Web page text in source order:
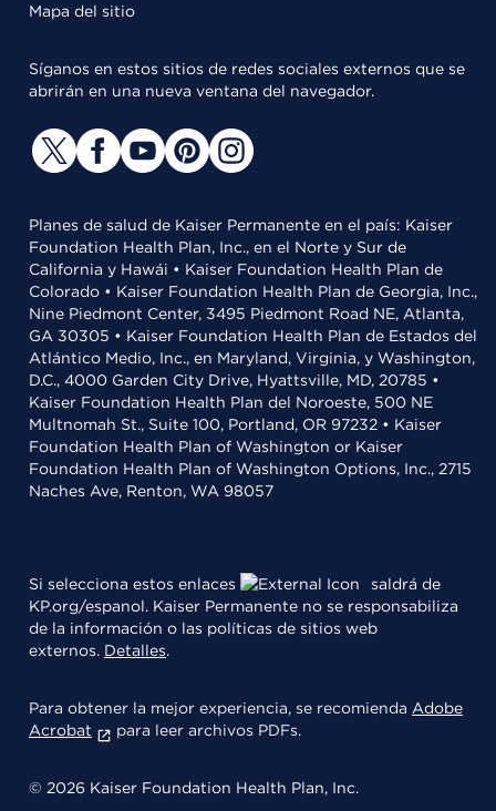
Mapa del sitio
Síganos en estos sitios de redes sociales externos que se
abrirán en una nueva ventana del navegador.
Planes de salud de Kaiser Permanente en el país: Kaiser
Foundation Health Plan, Inc., en el Norte y Sur de
California y Hawái • Kaiser Foundation Health Plan de
Colorado • Kaiser Foundation Health Plan de Georgia, Inc.,
Nine Piedmont Center, 3495 Piedmont Road NE, Atlanta,
GA 30305 • Kaiser Foundation Health Plan de Estados del
Atlántico Medio, Inc., en Maryland, Virginia, y Washington,
D.C., 4000 Garden City Drive, Hyattsville, MD, 20785 •
Kaiser Foundation Health Plan del Noroeste, 500 NE
Multnomah St., Suite 100, Portland, OR 97232 • Kaiser
Foundation Health Plan of Washington or Kaiser
Foundation Health Plan of Washington Options, Inc., 2715
Naches Ave, Renton, WA 98057
Si selecciona estos enlaces
saldrá de
KP.org/espanol. Kaiser Permanente no se responsabiliza
de la información o las políticas de sitios web
externos. Detalles.
Para obtener la mejor experiencia, se recomienda Adobe
Acrobat
para leer archivos PDFs.
© 2026 Kaiser Foundation Health Plan, Inc.